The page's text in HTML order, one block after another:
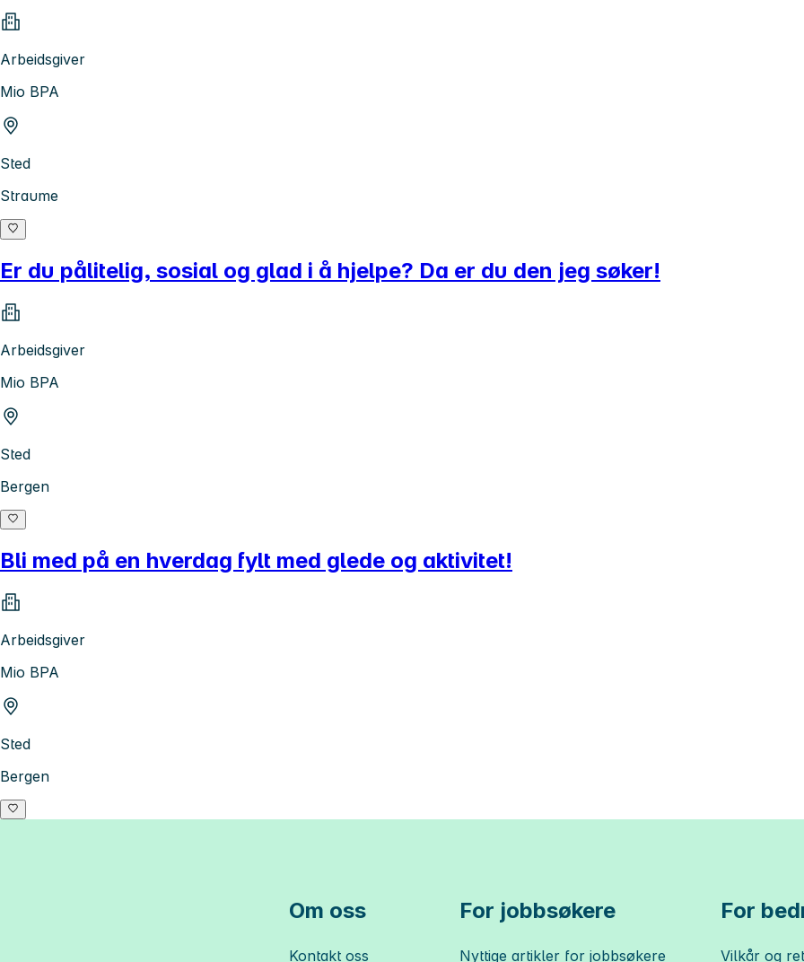
Arbeidsgiver
Mio BPA
Sted
Straume
Er du pålitelig, sosial og glad i å hjelpe? Da er du den jeg søker!
Arbeidsgiver
Mio BPA
Sted
Bergen
Bli med på en hverdag fylt med glede og aktivitet!
Arbeidsgiver
Mio BPA
Sted
Bergen
Om oss
Kontakt oss
For jobbsøkere
Nyttige artikler for jobbsøkere
For
Vilkår og